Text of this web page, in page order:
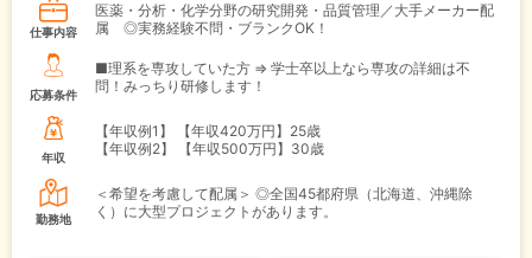
仕事内容
医薬・分析・化学分野の研究開発・品質管理／大手メーカー配
属 ◎実務経験不問・ブランクOK！
応募条件
■理系を専攻していた方 ⇒ 学士卒以上なら専攻の詳細は不
問！みっちり研修します！
年収
【年収例1】
【年収420万円】25歳
【年収例2】
【年収500万円】30歳
勤務地
＜希望を考慮して配属＞ ◎全国45都府県（北海道、沖縄除
く）に大型プロジェクトがあります。